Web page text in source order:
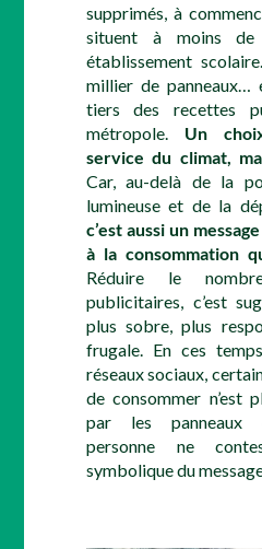
supprimés, à
situent à moins de
établissement
millier de panneaux…
tiers des recettes
métropole. Un
service du climat,
Car, au-delà de la
lumineuse et de la
c’est aussi un
à la consommation
Réduire le
publicitaires, c’est
plus sobre, plus
frugale. En ces
réseaux sociaux,
de consommer n’est
par les panneaux
personne ne
symbolique du